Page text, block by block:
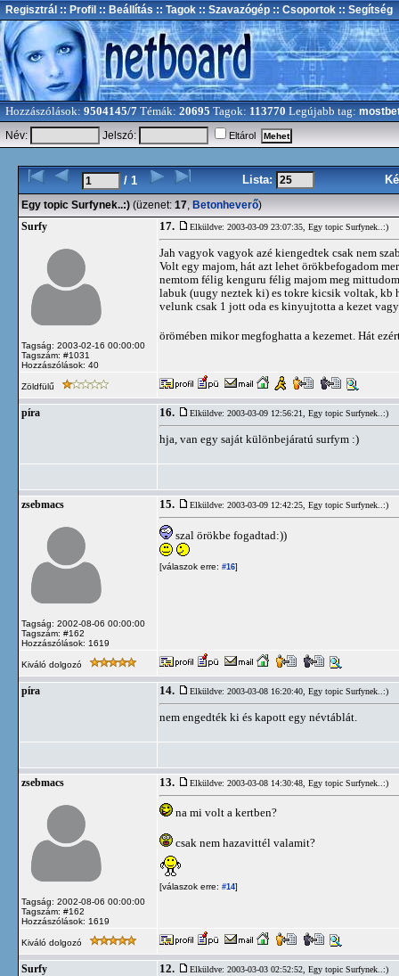
Regisztrál :: Profil :: Beállítás :: Tagok :: Szavazógép :: Csoportok :: Segítség
Hozzászólások: 9504145/7 Témák: 20695 Tagok: 113770 Legújabb tag:
Név:
Jelszó: Eltárol
/ 1 Lista:
Egy topic Surfynek..:) (üzenet: 17, Betonheverő)
Surfy
Tagság: 2003-02-16 00:00:00
Tagszám: #1031
Hozzászólások: 40
17. Elküldve: 2003-03-09 23:07:35, Egy topic Surfynek..:)
Jah vagyok vagyok azé kiengedtek csak nem
Volt egy majom, hát azt lehet örökbefogadom
nemtom félig kenguru félig majom meg
labuk (uugy neztek ki) es tokre kicsik voltak, kb
velunk csak 1 jott oda es kinyujtotta a kezet
örömében mikor megfoghatta a kezemet. Hát
Zöldfülű
píra 16. Elküldve: 2003-03-09 12:56:21, Egy topic Surfynek..:)
hja, van egy saját különbejáratú surfym :)
zsebmacs
Tagság: 2002-08-06 00:00:00
Tagszám: #162
Hozzászólások: 1619
15. Elküldve: 2003-03-09 12:42:25, Egy topic Surfynek..:)
szal örökbe fogadtad:))
[válaszok erre: #16]
Kiváló dolgozó
píra 14. Elküldve: 2003-03-08 16:20:40, Egy topic Surfynek..:)
nem engedték ki és kapott egy névtáblát.
zsebmacs
Tagság: 2002-08-06 00:00:00
Tagszám: #162
Hozzászólások: 1619
13. Elküldve: 2003-03-08 14:30:48, Egy topic Surfynek..:)
na mi volt a kertben?
csak nem hazavittél valamit?
[válaszok erre: #14]
Kiváló dolgozó
Surfy 12. Elküldve: 2003-03-03 02:52:52, Egy topic Surfynek..:)